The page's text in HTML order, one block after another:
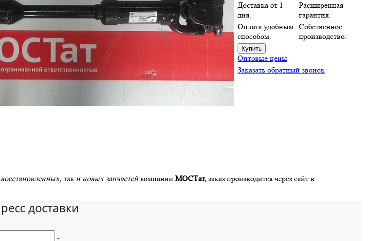
Доставка от 1
дня.
Расширенная
гарантия.
Оплата удобным
способом.
Собственное
производство.
Оптовые цены
Заказать обратный звонок
восстановленных, так и новых запчастейкомпании МОСТат, заказ производится через сайт в